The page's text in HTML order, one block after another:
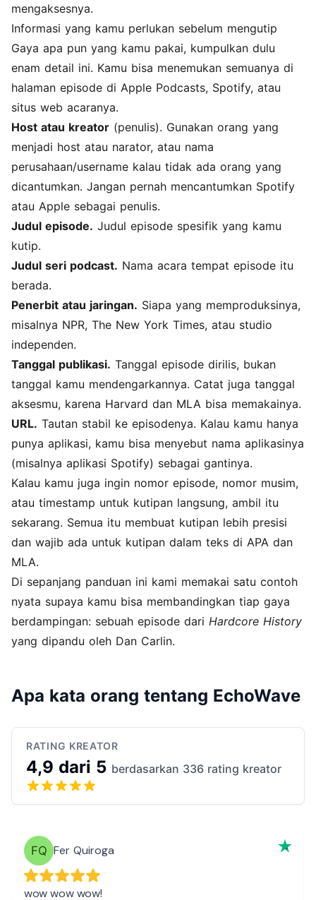
mengaksesnya.
Informasi yang kamu perlukan sebelum mengutip
Gaya apa pun yang kamu pakai, kumpulkan dulu
enam detail ini. Kamu bisa menemukan semuanya di
halaman episode di Apple Podcasts, Spotify, atau
situs web acaranya.
Host atau kreator (penulis). Gunakan orang yang
menjadi host atau narator, atau nama
perusahaan/username kalau tidak ada orang yang
dicantumkan. Jangan pernah mencantumkan Spotify
atau Apple sebagai penulis.
Judul episode. Judul episode spesifik yang kamu
kutip.
Judul seri podcast. Nama acara tempat episode itu
berada.
Penerbit atau jaringan. Siapa yang memproduksinya,
misalnya NPR, The New York Times, atau studio
independen.
Tanggal publikasi. Tanggal episode dirilis, bukan
tanggal kamu mendengarkannya. Catat juga tanggal
aksesmu, karena Harvard dan MLA bisa memakainya.
URL. Tautan stabil ke episodenya. Kalau kamu hanya
punya aplikasi, kamu bisa menyebut nama aplikasinya
(misalnya aplikasi Spotify) sebagai gantinya.
Kalau kamu juga ingin nomor episode, nomor musim,
atau timestamp untuk kutipan langsung, ambil itu
sekarang. Semua itu membuat kutipan lebih presisi
dan wajib ada untuk kutipan dalam teks di APA dan
MLA.
Di sepanjang panduan ini kami memakai satu contoh
nyata supaya kamu bisa membandingkan tiap gaya
berdampingan: sebuah episode dari Hardcore History
yang dipandu oleh Dan Carlin.
Apa kata orang tentang EchoWave
RATING KREATOR
4,9 dari 5 berdasarkan 336 rating kreator